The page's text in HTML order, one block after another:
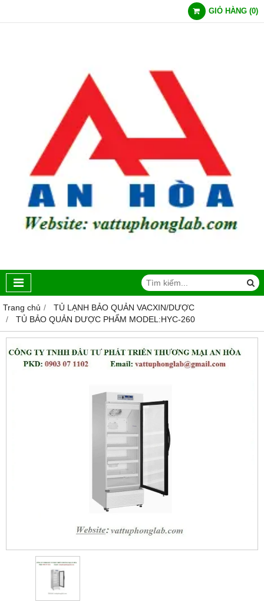
GIỎ HÀNG (0)
Trang chủ
TỦ LẠNH BẢO QUẢN VACXIN/DƯỢC
TỦ BẢO QUẢN DƯỢC PHẨM MODEL:HYC-260